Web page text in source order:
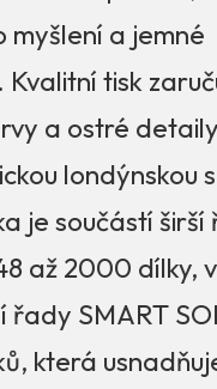
myšlení a jemné
Kvalitní tisk
a ostré
londýnskou
je součástí širší
až 2000 dílky,
řady SMART
která